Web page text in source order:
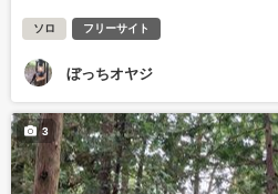
ソロ フリーサイト
ぼっちオヤジ
3